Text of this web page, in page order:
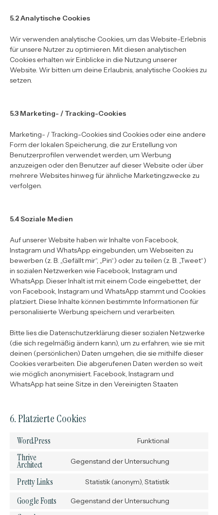
5.2 Analytische Cookies
Wir verwenden analytische Cookies, um das Website-Erlebnis
für unsere Nutzer zu optimieren. Mit diesen analytischen
Cookies erhalten wir Einblicke in die Nutzung unserer
Website. Wir bitten um deine Erlaubnis, analytische Cookies zu
setzen.
5.3 Marketing- / Tracking-Cookies
Marketing- / Tracking-Cookies sind Cookies oder eine andere
Form der lokalen Speicherung, die zur Erstellung von
Benutzerprofilen verwendet werden, um Werbung
anzuzeigen oder den Benutzer auf dieser Website oder über
mehrere Websites hinweg für ähnliche Marketingzwecke zu
verfolgen.
5.4 Soziale Medien
Auf unserer Website haben wir Inhalte von Facebook,
Instagram und WhatsApp eingebunden, um Webseiten zu
bewerben (z. B. „Gefällt mir“, „Pin“) oder zu teilen (z. B. „Tweet“)
in sozialen Netzwerken wie Facebook, Instagram und
WhatsApp. Dieser Inhalt ist mit einem Code eingebettet, der
von Facebook, Instagram und WhatsApp stammt und Cookies
platziert. Diese Inhalte können bestimmte Informationen für
personalisierte Werbung speichern und verarbeiten.
Bitte lies die Datenschutzerklärung dieser sozialen Netzwerke
(die sich regelmäßig ändern kann), um zu erfahren, wie sie mit
deinen (persönlichen) Daten umgehen, die sie mithilfe dieser
Cookies verarbeiten. Die abgerufenen Daten werden so weit
wie möglich anonymisiert. Facebook, Instagram und
WhatsApp hat seine Sitze in den Vereinigten Staaten
6. Platzierte Cookies
WordPress Funktional
Thrive
Architect Gegenstand der Untersuchung
Pretty Links Statistik (anonym), Statistik
Google Fonts Gegenstand der Untersuchung